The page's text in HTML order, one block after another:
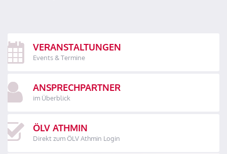
VERANSTALTUNGEN
Events & Termine
ANSPRECHPARTNER
im Überblick
ÖLV ATHMIN
Direkt zum ÖLV Athmin Login